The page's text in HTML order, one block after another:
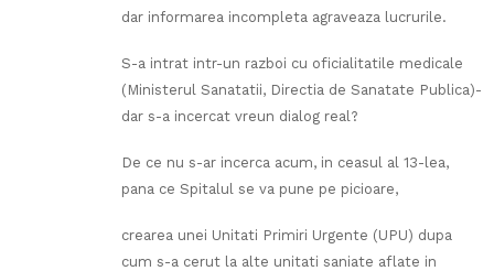
dar informarea incompleta agraveaza lucrurile.
S-a intrat intr-un razboi cu oficialitatile medicale
(Ministerul Sanatatii, Directia de Sanatate Publica)-
dar s-a incercat vreun dialog real?
De ce nu s-ar incerca acum, in ceasul al 13-lea,
pana ce Spitalul se va pune pe picioare,
crearea unei Unitati Primiri Urgente (UPU) dupa
cum s-a cerut la alte unitati saniate aflate in